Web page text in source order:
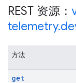
REST 资源：
telemetry.
方法
get